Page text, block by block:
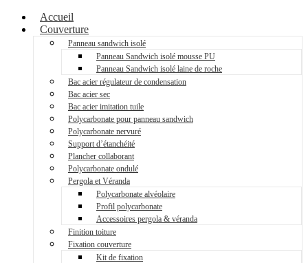
Accueil
Couverture
Panneau sandwich isolé
Panneau Sandwich isolé mousse PU
Panneau Sandwich isolé laine de roche
Bac acier régulateur de condensation
Bac acier sec
Bac acier imitation tuile
Polycarbonate pour panneau sandwich
Polycarbonate nervuré
Support d’étanchéité
Plancher collaborant
Polycarbonate ondulé
Pergola et Véranda
Polycarbonate alvéolaire
Profil polycarbonate
Accessoires pergola & véranda
Finition toiture
Fixation couverture
Kit de fixation